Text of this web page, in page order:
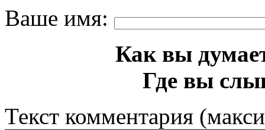
Ваше имя:
Как вы
Где вы
Текст комментария